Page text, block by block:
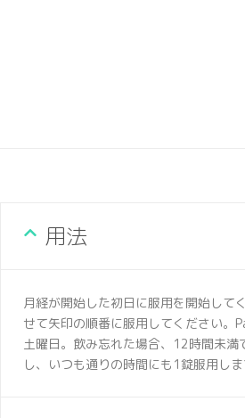
用法
月経が開始した初日に服用を開始して
せて矢印の順番に服用してください。
土曜日。飲み忘れた場合、12時間未
し、いつも通りの時間にも1錠服用し